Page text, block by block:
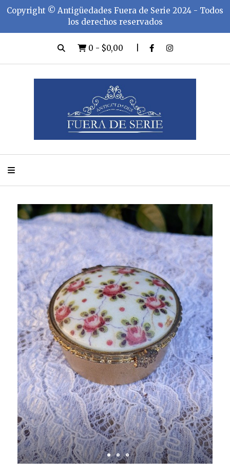
Copyright ©️ Antigüedades Fuera de Serie 2024 - Todos
los derechos reservados
0 - $0,00